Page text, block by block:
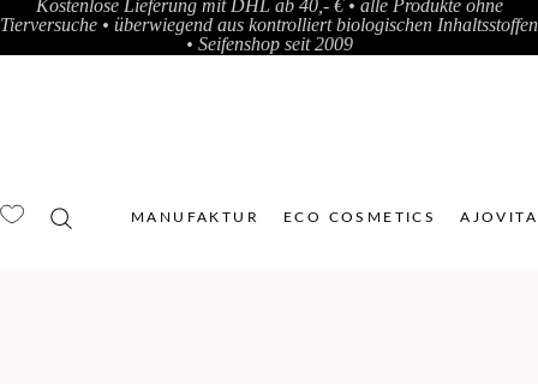
Kostenlose Lieferung mit DHL ab 40,- € • alle Produkte ohne
Tierversuche • überwiegend aus kontrolliert biologischen Inhaltsstoffen
• Seifenshop seit 2009
MANUFAKTUR ECO COSMETICS